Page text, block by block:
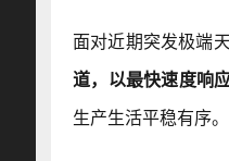
面对近期突发极端
道，以最快速度响
生产生活平稳有序。